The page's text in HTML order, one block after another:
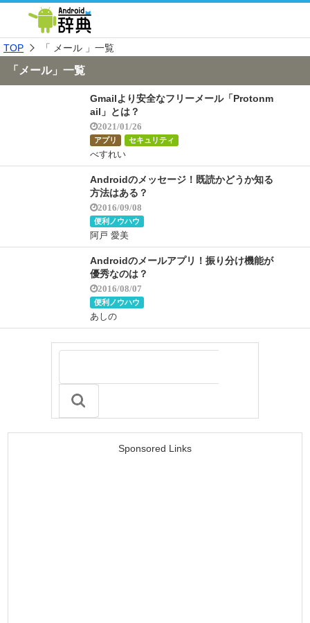
TOP 「 メール 」一覧
「メール」一覧
Gmailより安全なフリーメール「Protonm
ail」とは？
2021/01/26
アプリ セキュリティ
べすれい
Androidのメッセージ！既読かどうか知る
方法はある？
2016/09/08
便利ノウハウ
阿戸 愛美
Androidのメールアプリ！振り分け機能が
優秀なのは？
2016/08/07
便利ノウハウ
あしの
Sponsored Links